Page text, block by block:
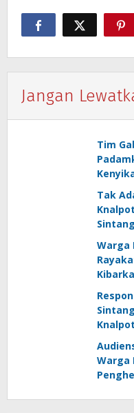
Jangan
Tim
Tak
Sintang
Warga
Warga